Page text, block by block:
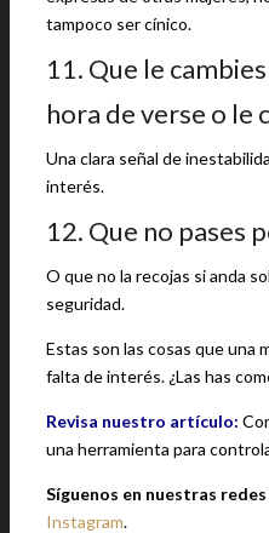
tampoco ser cínico.
11. Que le
hora de verse o le
Una clara señal de
interés.
12. Que no pases
O que no la recojas si anda
seguridad.
Estas son las cosas que una
falta de interés. ¿Las has
Revisa nuestro artículo:
una herramienta para
Síguenos en nuestras
Instagram.